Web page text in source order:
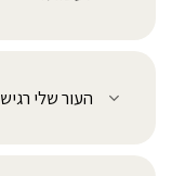
העור שלי